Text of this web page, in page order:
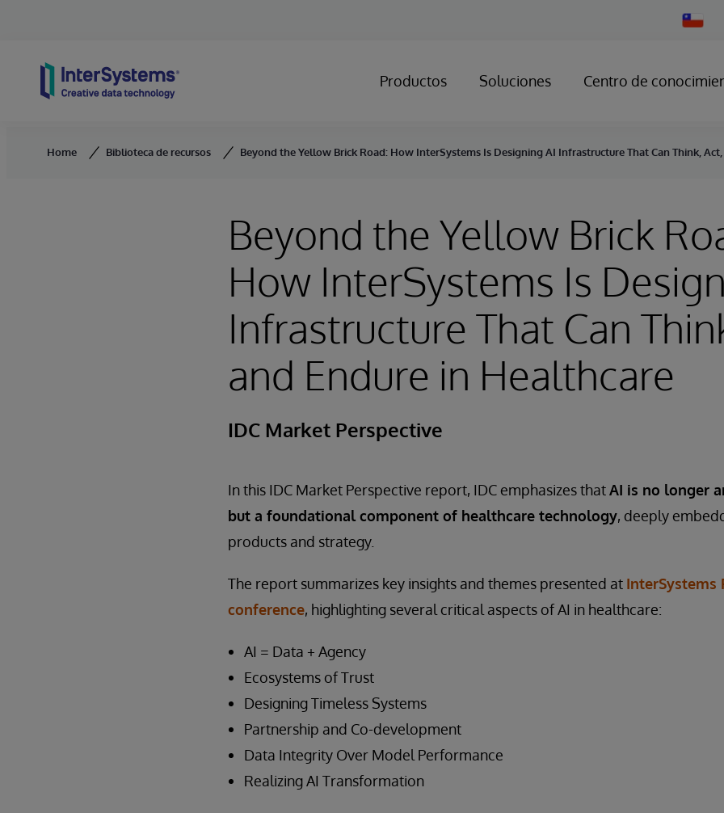
Change
Country
Productos Soluciones Centro de
Home Biblioteca de recursos Beyond the Yellow Brick Road: How InterSystems Is Designing AI Infrastructure That Can Think,
Beyond the Yellow Brick
How InterSystems Is
Infrastructure That Can
and Endure in Healthcare
IDC Market Perspective
In this IDC Market Perspective report, IDC emphasizes thatAI is no longer
but a foundational component of healthcare technology, deeply
products and strategy.
The report summarizes key insights and themes presented at InterSystems
conference, highlighting several critical aspects of AI in healthcare:
AI = Data + Agency
Ecosystems of Trust
Designing Timeless Systems
Partnership and Co-development
Data Integrity Over Model Performance
Realizing AI Transformation